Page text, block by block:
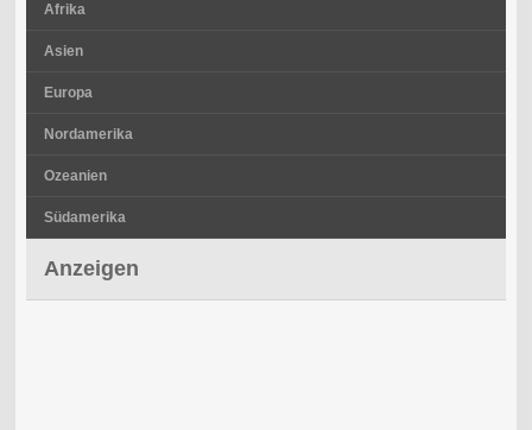
Afrika
Asien
Europa
Nordamerika
Ozeanien
Südamerika
Anzeigen